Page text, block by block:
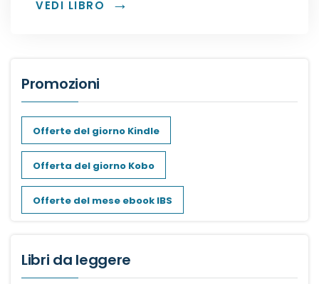
Thriller
VEDI LIBRO
Promozioni
Offerte del giorno Kindle
Offerta del giorno Kobo
Offerte del mese ebook IBS
Libri da leggere